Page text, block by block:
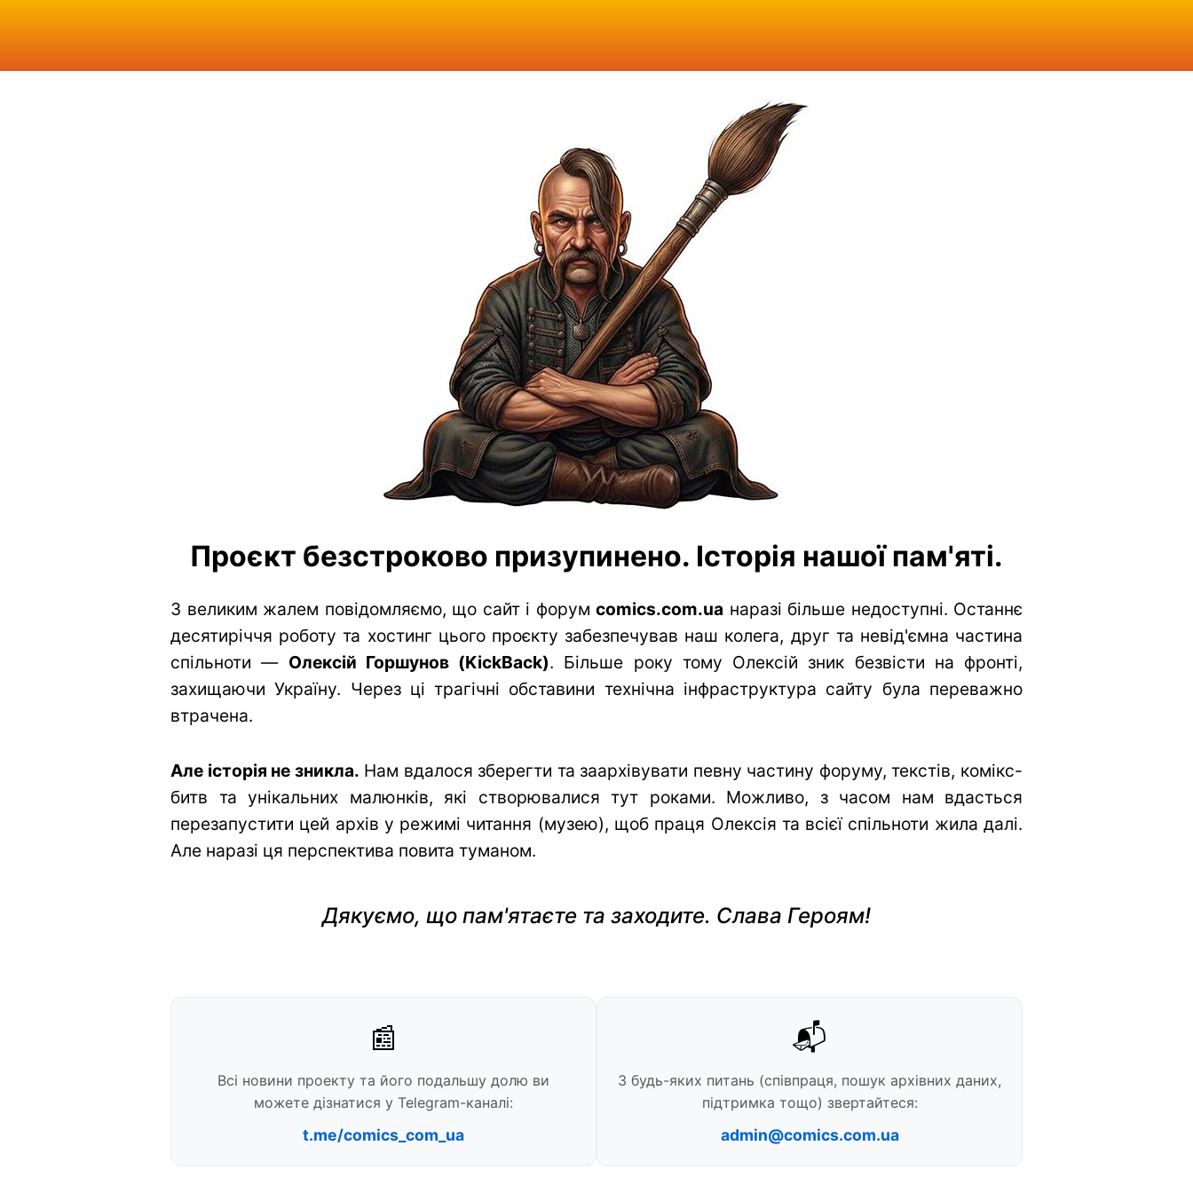
Проєкт безстроково призупинено. Історія нашої пам'яті.
З великим жалем повідомляємо, що сайт і форум comics.com.ua наразі більше недоступні. Останнє
десятиріччя роботу та хостинг цього проєкту забезпечував наш колега, друг та невід'ємна частина
спільноти — Олексій Горшунов (KickBack). Більше року тому Олексій зник безвісти на фронті,
захищаючи Україну. Через ці трагічні обставини технічна інфраструктура сайту була переважно
втрачена.
Але історія не зникла. Нам вдалося зберегти та заархівувати певну частину форуму, текстів, комікс-
битв та унікальних малюнків, які створювалися тут роками. Можливо, з часом нам вдасться
перезапустити цей архів у режимі читання (музею), щоб праця Олексія та всієї спільноти жила далі.
Але наразі ця перспектива повита туманом.
Дякуємо, що пам'ятаєте та заходите. Слава Героям!
📰
Всі новини проекту та його подальшу долю ви
можете дізнатися у Telegram-каналі:
t.me/comics_com_ua
📬
З будь-яких питань (співпраця, пошук архівних даних,
підтримка тощо) звертайтеся:
admin@comics.com.ua